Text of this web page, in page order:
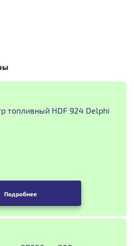
топливный HDF 924 Delphi
Подробнее